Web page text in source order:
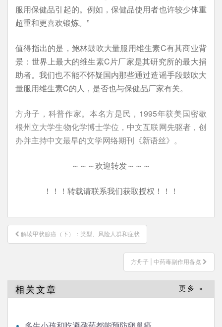
服用保健品引起的。例如，保健品使用者也许较少体重
超重和更喜欢锻炼。”
值得指出的是，鲍林鼓吹大量服用维生素C有其商业背
景：世界上最大的维生素C片厂家是其研究所的最大捐
助者。我们也不能不怀疑国内那些通过造谣手段鼓吹大
量服用维生素C的人，是否也与保健品厂家有关。
方舟子，科普作家。本名方是民，1995年获美国密歇
根州立大学生物化学博士学位，中文互联网先驱者，创
办并主持中文最早的文学网络期刊《新语丝》。
～～～欢迎转发～～～
！！！转载请联系我们获取授权！！！
文
章
解读甲状腺癌（下）：类型、风险人群和症状
方舟子 | 中药毒副作用备览
相关文章 更多 »